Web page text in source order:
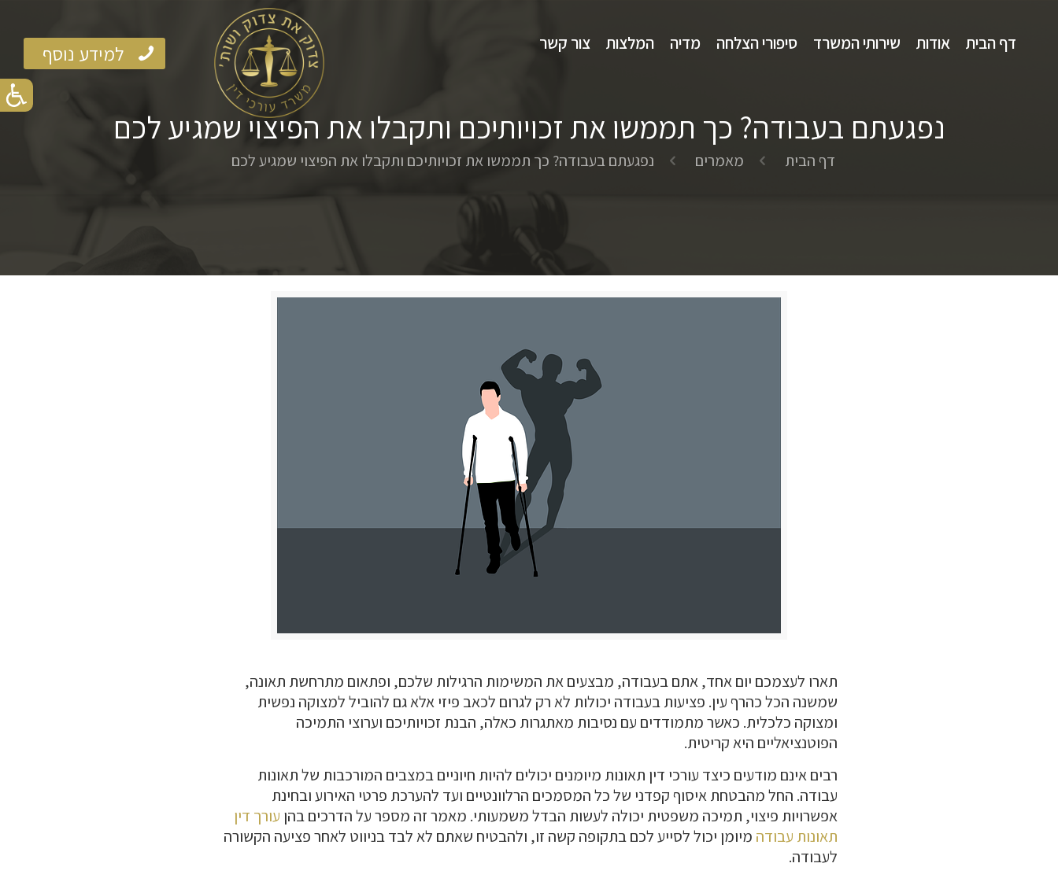
דף הבית אודות שירותי המשרד סיפורי הצלחה מדיה המלצות צור קשר למידע נוסף
נפגעתם בעבודה? כך תממשו את זכויותיכם ותקבלו את הפיצוי שמגיע לכם
דף הבית מאמרים נפגעתם בעבודה? כך תממשו את זכויותיכם ותקבלו את הפיצוי שמגיע לכם
תארו לעצמכם יום אחד, אתם בעבודה, מבצעים את המשימות הרגילות שלכם, ופתאום מתרחשת תאונה,
שמשנה הכל כהרף עין. פציעות בעבודה יכולות לא רק לגרום לכאב פיזי אלא גם להוביל למצוקה נפשית
ומצוקה כלכלית. כאשר מתמודדים עם נסיבות מאתגרות כאלה, הבנת זכויותיכם וערוצי התמיכה
הפוטנציאליים היא קריטית.
רבים אינם מודעים כיצד עורכי דין תאונות מיומנים יכולים להיות חיוניים במצבים המורכבות של תאונות
עבודה. החל מהבטחת איסוף קפדני של כל המסמכים הרלוונטיים ועד להערכת פרטי האירוע ובחינת
אפשרויות פיצוי, תמיכה משפטית יכולה לעשות הבדל משמעותי. מאמר זה מספר על הדרכים בהן עורך דין
תאונות עבודה מיומן יכול לסייע לכם בתקופה קשה זו, ולהבטיח שאתם לא לבד בניווט לאחר פציעה הקשורה
לעבודה.